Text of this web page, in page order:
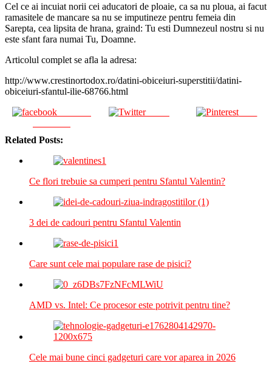
Cel ce ai incuiat norii cei aducatori de ploaie, ca sa nu ploua, ai facut
ramasitele de mancare sa nu se imputineze pentru femeia din
Sarepta, cea lipsita de hrana, graind: Tu esti Dumnezeul nostru si nu
este sfant fara numai Tu, Doamne.
Articolul complet se afla la adresa:
http://www.crestinortodox.ro/datini-obiceiuri-superstitii/datini-
obiceiuri-sfantul-ilie-68766.html
Tweet Save
Related Posts:
Ce flori trebuie sa cumperi pentru Sfantul Valentin?
3 dei de cadouri pentru Sfantul Valentin
Care sunt cele mai populare rase de pisici?
AMD vs. Intel: Ce procesor este potrivit pentru tine?
Cele mai bune cinci gadgeturi care vor aparea in 2026